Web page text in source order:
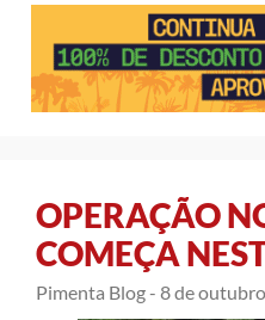
OPERAÇÃO
COMEÇA
Pimenta Blog - 8 de